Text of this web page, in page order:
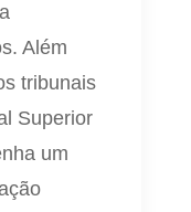
Além
tribunais
Superior
um